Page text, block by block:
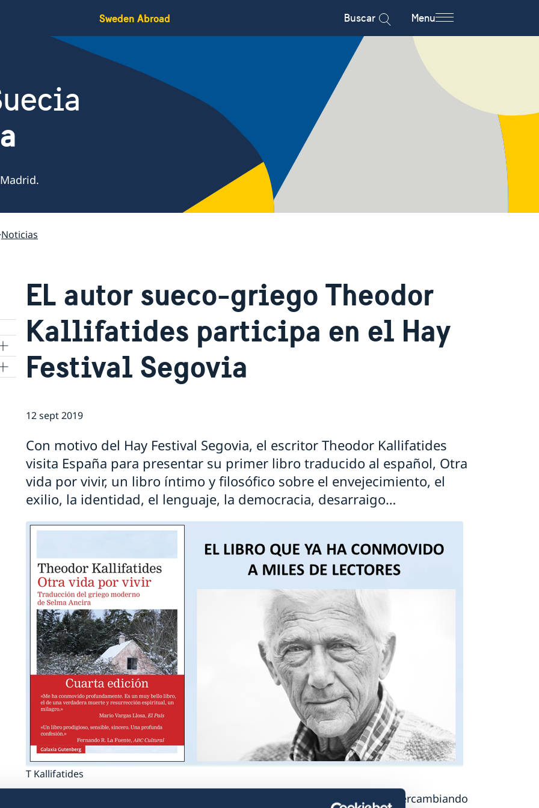
Sweden Abroad Buscar Menu
Noticias
EL autor sueco-griego Theodor
Kallifatides participa en el Hay
Festival Segovia
12 sept 2019
Con motivo del Hay Festival Segovia, el escritor Theodor Kallifatides
visita España para presentar su primer libro traducido al español, Otra
vida por vivir, un libro íntimo y filosófico sobre el envejecimiento, el
exilio, la identidad, el lenguaje, la democracia, desarraigo…
T Kallifatides
Hay Festival Segovia
, intercambiando